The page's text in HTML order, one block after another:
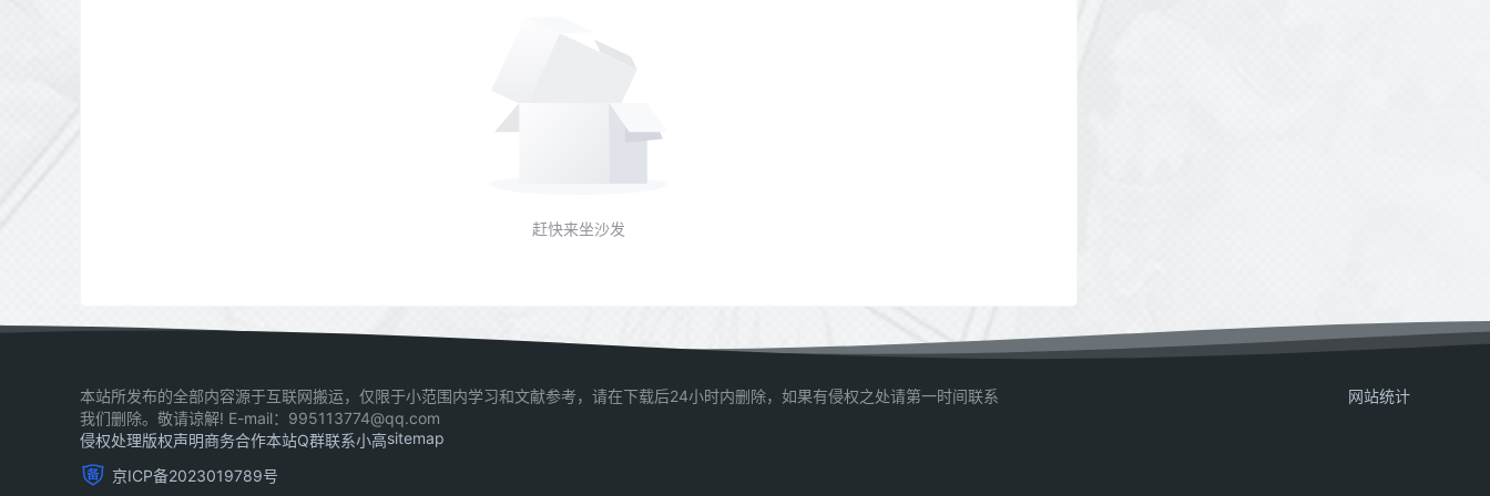
赶快来坐沙发
本站所发布的全部内容源于互联网搬运，仅限于小范围内学习和文献参考，请在下载后24小时内删除，如果有侵权之处请第一时间联系
我们删除。敬请谅解! E-mail：995113774@qq.com
侵权处理版权声明商务合作本站Q群联系小高sitemap
京ICP备2023019789号
网站统计